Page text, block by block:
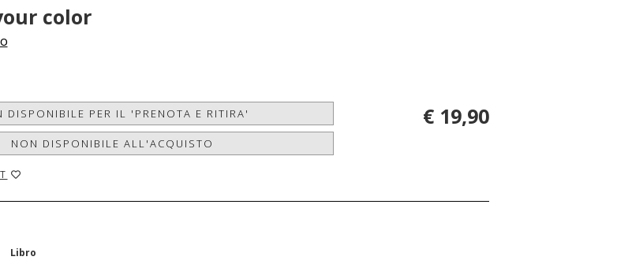
color
DISPONIBILE PER IL 'PRENOTA E RITIRA'
NON DISPONIBILE ALL'ACQUISTO
€ 19,90
Libro